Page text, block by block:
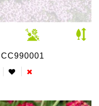
CC990001